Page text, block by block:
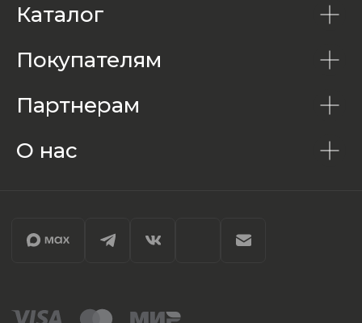
Каталог
Покупателям
Партнерам
О нас